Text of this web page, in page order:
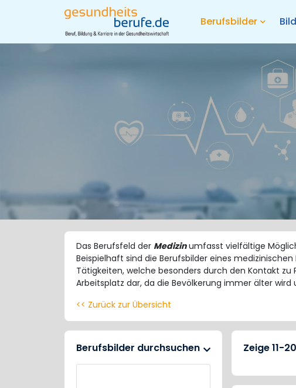
Berufsbilder
Das Berufsfeld der Medizinumfasst vielfältige
Beispielhaft sind die Berufsbilder eines
Tätigkeiten, welche besonders durch den Kontakt
Arbeitsplatz dar, da die Bevölkerung immer älter
<< Zurück zur Übersicht
Berufsbilder durchsuchen Zeige 11-